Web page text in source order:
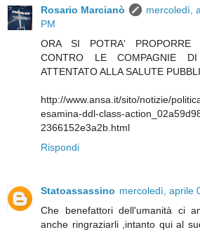
Rosario Marcianò
mercoledì,
PM
ORA SI POTRA' PROPORRE
CONTRO LE COMPAGNIE
ATTENTATO ALLA SALUTE
http://www.ansa.it/sito/notizie/
esamina-ddl-class-
2366152e3a2b.html
Rispondi
Statoassassino mercoledì, aprile
Che benefattori dell'umanità ci
anche ringraziarli ,intanto qui al